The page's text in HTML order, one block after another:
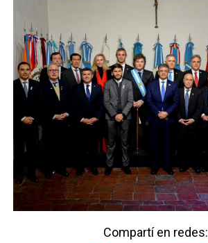
Compartí en redes: